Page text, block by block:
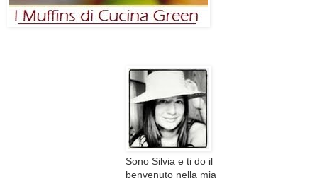
Sono Silvia e ti do il
benvenuto nella mia